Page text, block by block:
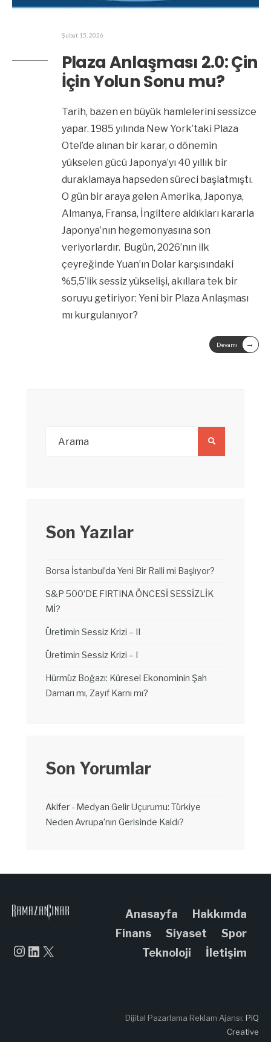
Şubat 15, 2026
Plaza Anlaşması 2.0: Çin
İçin Yolun Sonu mu?
Tarih, bazen en büyük hamlelerini sessizce
yapar. 1985 yılında New York’taki Plaza
Otel’de alınan bir karar, o dönemin
yükselen gücü Japonya’yı 40 yıllık bir
duraklamaya hapseden süreci başlatmıştı.
O gün bir araya gelen Amerika, Japonya,
Almanya, Fransa, İngiltere aldıkları kararla
Japonya’nın hegemonyasına son
veriyorlardır. Bugün, 2026’nın ilk
çeyreğinde Yuan’ın Dolar karşısındaki
%5,5’lik sessiz yükselişi, akıllara tek bir
soruyu getiriyor: Yeni bir Plaza Anlaşması
mı kurgulanıyor?
Devamı →
Son Yazılar
Borsa İstanbul’da Yeni Bir Ralli mi Başlıyor?
S&P 500’DE FIRTINA ÖNCESİ SESSİZLİK
Mİ?
Üretimin Sessiz Krizi – II
Üretimin Sessiz Krizi – I
Hürmüz Boğazı: Küresel Ekonominin Şah
Damarı mı, Zayıf Karnı mı?
Son Yorumlar
Akifer - Medyan Gelir Uçurumu: Türkiye
Neden Avrupa’nın Gerisinde Kaldı?
Instagram
LinkedIn
X
Anasayfa
Hakkımda
Finans
Siyaset
Spor
Teknoloji
İletişim
Dijital Pazarlama Reklam Ajansı: PiQ
Creative